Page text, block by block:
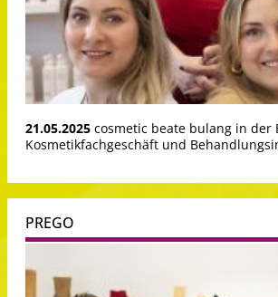
21.05.2025 cosmetic beate bulang in der
Kosmetikfachgeschäft und
PREGO